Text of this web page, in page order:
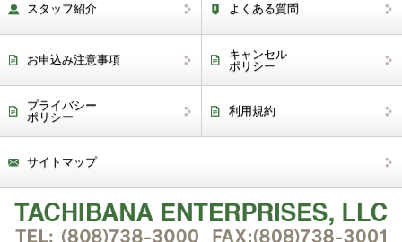
スタッフ紹介 よくある質問
お申込み注意事項
キャンセル
ポリシー
プライバシー
ポリシー
利用規約
サイトマップ